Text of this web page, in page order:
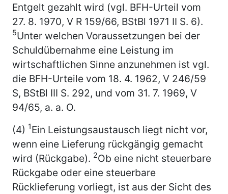
Entgelt gezahlt wird (vgl. BFH-Urteil vom
27. 8. 1970, V R 159/66, BStBl 1971 II S. 6).
5Unter welchen Voraussetzungen bei der
Schuldübernahme eine Leistung im
wirtschaftlichen Sinne anzunehmen ist vgl.
die BFH-Urteile vom 18. 4. 1962, V 246/59
S, BStBl III S. 292, und vom 31. 7. 1969, V
94/65, a. a. O.
(4) 1Ein Leistungsaustausch liegt nicht vor,
wenn eine Lieferung rückgängig gemacht
wird (Rückgabe). 2Ob eine nicht steuerbare
Rückgabe oder eine steuerbare
Rücklieferung vorliegt, ist aus der Sicht des